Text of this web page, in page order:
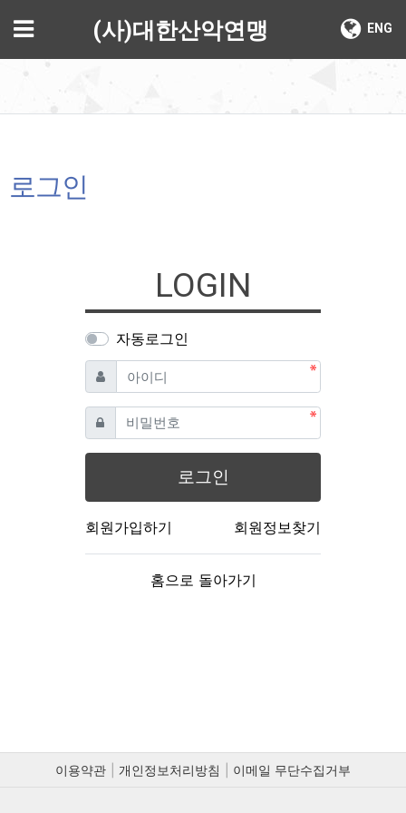
메뉴 ENG
(사)대한산악연맹
로그인
LOGIN
자동로그인
아이디 필수
비밀번호필수
로그인
회원가입하기 회원정보찾기
홈으로 돌아가기
이용약관 개인정보처리방침 이메일 무단수집거부